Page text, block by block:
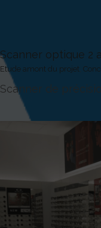
Scanner optique 2
Etude amont du projet
Scanner de